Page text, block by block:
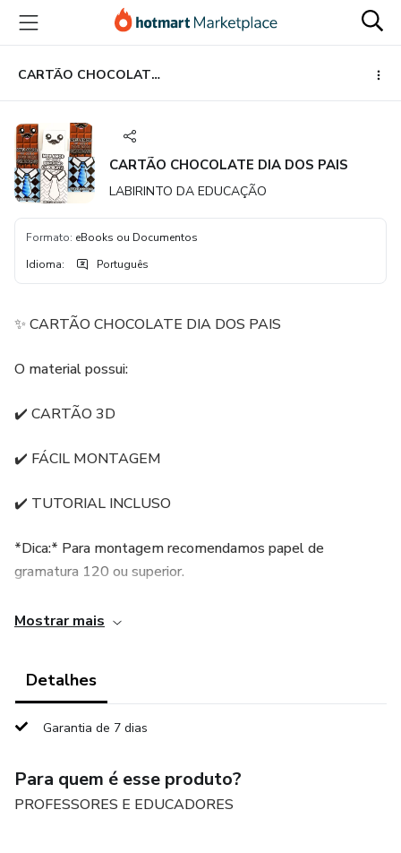
para
conteúdo
principal
para
pagamento
para
rodapé
CARTÃO CHOCOLATE DIA DOS PAIS
CARTÃO CHOCOLATE DIA DOS PAIS
LABIRINTO DA EDUCAÇÃO
Formato: eBooks ou Documentos
Idioma: Português
✨ CARTÃO CHOCOLATE DIA DOS PAIS
O material possui:
✔️ CARTÃO 3D
✔️ FÁCIL MONTAGEM
✔️ TUTORIAL INCLUSO
*Dica:* Para montagem recomendamos papel de
gramatura 120 ou superior.
OPÇÃO LINDA PARA O PAPAI 😍
Mostrar mais
Detalhes
Garantia de 7 dias
Para quem é esse produto?
PROFESSORES E EDUCADORES